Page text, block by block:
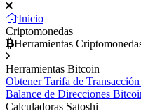
Inicio
Criptomonedas
Herramientas
Herramientas Bitcoin
Obtener Tarifa de
Balance de Direcciones
Calculadoras Satoshi